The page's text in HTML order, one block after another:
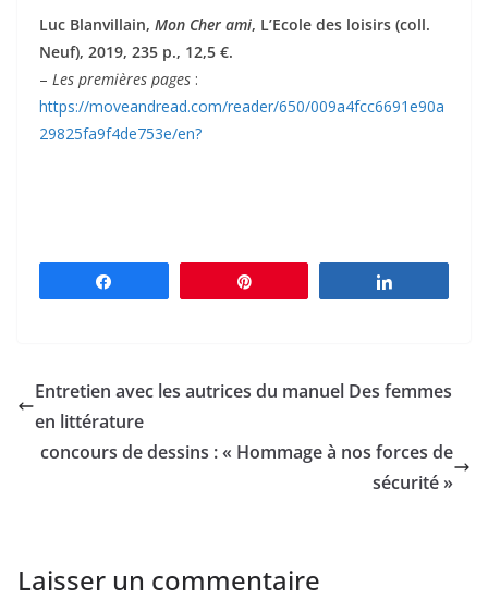
Luc Blanvillain, Mon Cher ami, L’Ecole des loisirs (coll.
Neuf), 2019, 235 p., 12,5 €.
– Les premières pages :
https://moveandread.com/reader/650/009a4fcc6691e90a
29825fa9f4de753e/en?
Entretien avec les autrices du manuel Des femmes
en littérature
concours de dessins : « Hommage à nos forces de
sécurité »
Laisser un commentaire